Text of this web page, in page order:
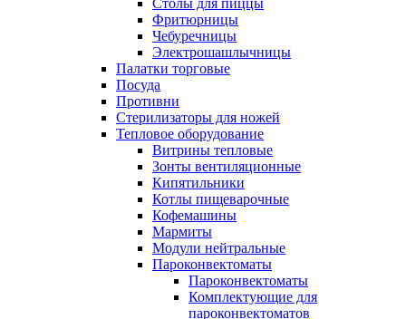
Столы для пиццы
Фритюрницы
Чебуречницы
Электрошашлычницы
Палатки торговые
Посуда
Противни
Стерилизаторы для ножей
Тепловое оборудование
Витрины тепловые
Зонты вентиляционные
Кипятильники
Котлы пищеварочные
Кофемашины
Мармиты
Модули нейтральные
Пароконвектоматы
Пароконвектоматы
Комплектующие для
пароконвектоматов